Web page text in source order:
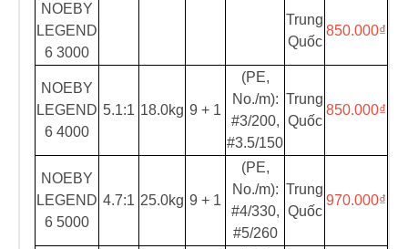
NOEBY
LEGEND
6 3000
Trung
Quốc
850.000₫
NOEBY
LEGEND
6 4000
5.1:1 18.0kg 9 + 1
(PE,
No./m):
#3/200,
#3.5/150
Trung
Quốc
850.000₫
NOEBY
LEGEND
6 5000
4.7:1 25.0kg 9 + 1
(PE,
No./m):
#4/330,
#5/260
Trung
Quốc
970.000₫